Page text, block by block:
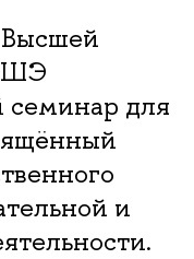
Высшей
семинар для
и